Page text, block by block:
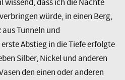
würde, in einen Berg,
Tunneln und
Abstieg in die Tiefe erfolgte
Silber, Nickel und anderen
den einen oder anderen